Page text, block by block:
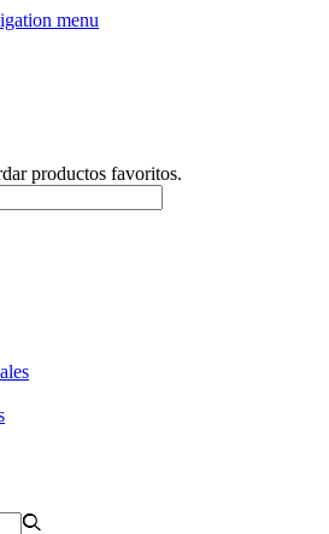
menu
productos favoritos.